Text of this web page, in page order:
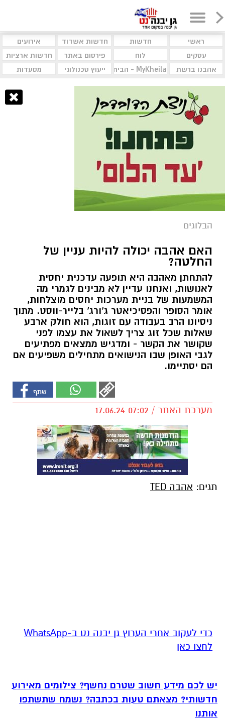
ראשי חדשות חדשות אשדוד
אירועים
עסקים
לוח פירסום באתר
חדשות ארציות
אהבנו ברשת
MyKheila - הבית לעסקים וקהילות ייעוץ טכנולוגי מסעדות
הבלוגים
האם אהבה יכולה להיות עניין של
החלטה?
להתחתן מאהבה היא תופעה עדכנית יחסית
לאנושות, ואנחנו עדיין לא מבינים לגמרי מה
המשמעות של בניית מערכות יחסים מוצלחות,
אומר הסופר והפסיכיאטר ג'ורג' בלייר-ווסט. מתוך
ניסיונו הרב בעבודה עם זוגות, הוא חולק ארבע
שאלות שכל זוג צריך לשאול את עצמו לפני
שקושר את הקשר - ומדגיש ממצאים מפתיעים
לגבי האופן שבו הנישואים מתחילים משפיעים אם
הם יסתיימו.
מערכת האתר / 07:02 17.06.24
תגים: אהבה TED
‏כדי לעקוב אחרי הערוץ גן יבנה נט ב-WhatsApp
לחצו כאן
יש לכם מידע חשוב שטרם נחשף? צילומים מאירוע
חדשותי? מצאתם טעות בכתבה? נשמח שתשתפו
אותנו